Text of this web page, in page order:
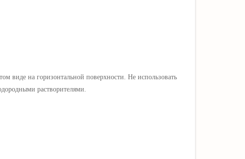
виде на горизонтальной поверхности. Не использовать
растворителями.